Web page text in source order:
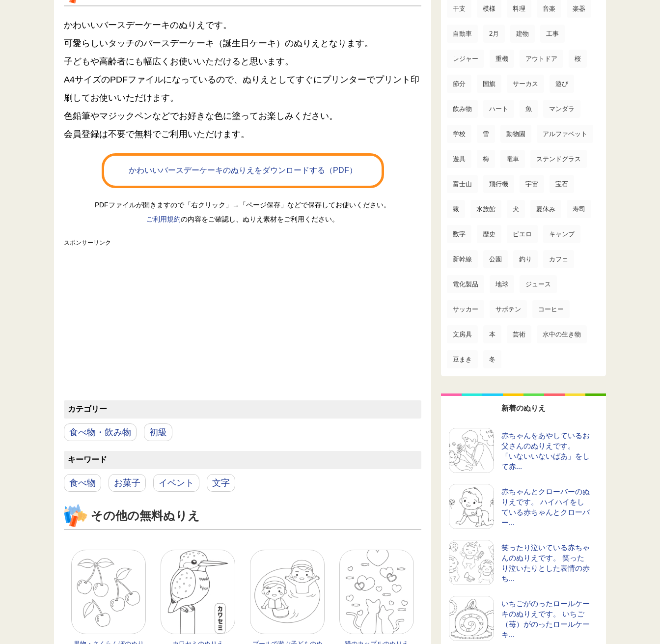
かわいいバースデーケーキのぬりえです。
可愛らしいタッチのバースデーケーキ（誕生日ケーキ）のぬりえとなります。
子どもや高齢者にも幅広くお使いいただけると思います。
A4サイズのPDFファイルになっているので、ぬりえとしてすぐにプリンターでプリント印
刷してお使いいただけます。
色鉛筆やマジックペンなどでお好きな色に塗ってお楽しみください。
会員登録は不要で無料でご利用いただけます。
かわいいバースデーケーキのぬりえをダウンロードする（PDF）
PDFファイルが開きますので「右クリック」→「ページ保存」などで保存してお使いください。
ご利用規約の内容をご確認し、ぬりえ素材をご利用ください。
スポンサーリンク
カテゴリー
食べ物・飲み物 初級
キーワード
食べ物 お菓子 イベント 文字
その他の無料ぬりえ
干支 模様 料理 音楽 楽器
自動車 2月 建物 工事
レジャー 重機 アウトドア 桜
節分 国旗 サーカス 遊び
飲み物 ハート 魚 マンダラ
学校 雪 動物園 アルファベット
遊具 梅 電車 ステンドグラス
富士山 飛行機 宇宙 宝石
猿 水族館 犬 夏休み 寿司
数字 歴史 ピエロ キャンプ
新幹線 公園 釣り カフェ
電化製品 地球 ジュース
サッカー サボテン コーヒー
文房具 本 芸術 水中の生き物
豆まき 冬
新着のぬりえ
赤ちゃんをあやしているお
父さんのぬりえです。
「いないいないばあ」をし
て赤...
赤ちゃんとクローバーのぬ
りえです。 ハイハイをし
ている赤ちゃんとクローバ
ー...
笑ったり泣いている赤ちゃ
んのぬりえです。 笑った
り泣いたりとした表情の赤
ち...
いちごがのったロールケー
キのぬりえです。 いちご
（苺）がのったロールケー
キ...